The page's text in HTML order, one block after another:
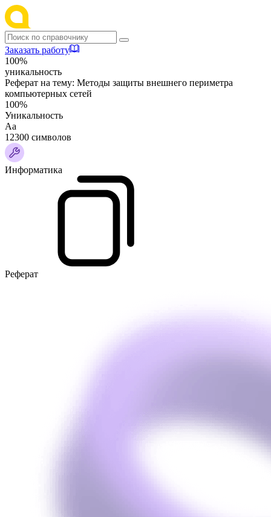
Заказать работу
100%
уникальность
Реферат на тему: Методы защиты внешнего периметра
компьютерных сетей
100%
Уникальность
Аа
12300 символов
Информатика
Реферат